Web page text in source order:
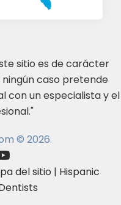
sitio es de carácter
caso pretende
con un especialista y el
© 2026.
del sitio | Hispanic